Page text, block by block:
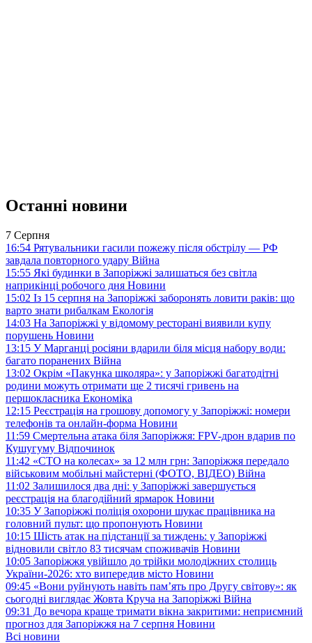
Останні новини
7 Серпня
16:54 Рятувальники гасили пожежу після обстрілу — РФ
завдала повторного удару Війна
15:55 Які будинки в Запоріжжі залишаться без світла
наприкінці робочого дня Новини
15:02 Із 15 серпня на Запоріжжі заборонять ловити раків: що
варто знати рибалкам Екологія
14:03 На Запоріжжі у відомому ресторані виявили купу
порушень Новини
13:15 У Марганці росіяни вдарили біля місця набору води:
багато поранених Війна
13:02 Окрім «Пакунка школяра»: у Запоріжжі багатодітні
родини можуть отримати ще 2 тисячі гривень на
першокласника Економіка
12:15 Реєстрація на грошову допомогу у Запоріжжі: номери
телефонів та онлайн-форма Новини
11:59 Смертельна атака біля Запоріжжя: FPV-дрон вдарив по
Кушугуму Відпочинок
11:42 «СТО на колесах» за 12 млн грн: Запоріжжя передало
військовим мобільні майстерні (ФОТО, ВІДЕО) Війна
11:02 Залишилося два дні: у Запоріжжі завершується
реєстрація на благодійний ярмарок Новини
10:35 У Запоріжжі поліція охорони шукає працівника на
головний пульт: що пропонують Новини
10:15 Шість атак на підстанції за тиждень: у Запоріжжі
відновили світло 83 тисячам споживачів Новини
10:05 Запоріжжя увійшло до трійки молодіжних столиць
України-2026: хто випередив місто Новини
09:45 «Вони руйнують навіть пам’ять про Другу світову»: як
сьогодні виглядає Жовта Круча на Запоріжжі Війна
09:31 До вечора краще тримати вікна закритими: неприємний
прогноз для Запоріжжя на 7 серпня Новини
Всі новини